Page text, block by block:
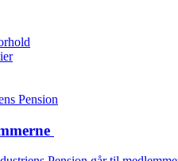
Pension